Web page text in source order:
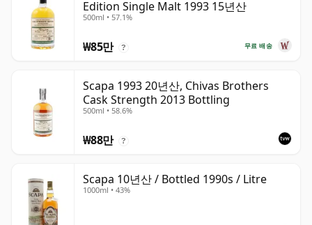
Edition Single Malt 1993 15년산
500ml • 57.1%
무료 배송
₩85만 ?
Scapa 1993 20년산, Chivas Brothers
Cask Strength 2013 Bottling
500ml • 58.6%
₩88만 ?
Scapa 10년산 / Bottled 1990s / Litre
1000ml • 43%